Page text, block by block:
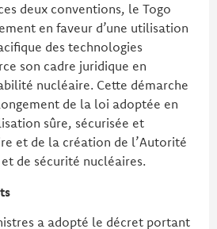
deux conventions, le Togo
en faveur d’une utilisation
des technologies
son cadre juridique en
nucléaire. Cette démarche
de la loi adoptée en
sûre, sécurisée et
et de la création de l’Autorité
de sécurité nucléaires.
a adopté le décret portant